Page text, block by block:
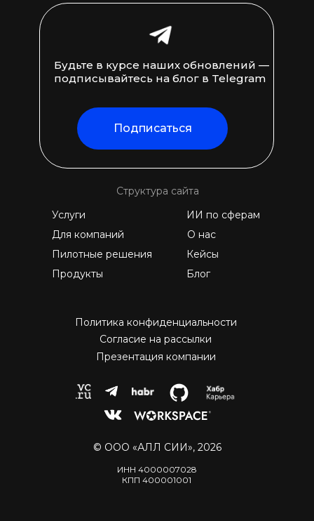
© ООО «АЛЛ СИИ», 2026
Презентация компании
Согласие на рассылки
Политика конфиденциальности
ИНН 4000007028
КПП 400001001
Подписаться
Будьте в курсе наших обновлений —
подписывайтесь на блог в Telegram
Блог
Продукты
Для компаний
ИИ по сферам
Пилотные решения
Услуги
Кейсы
О нас
Структура сайта